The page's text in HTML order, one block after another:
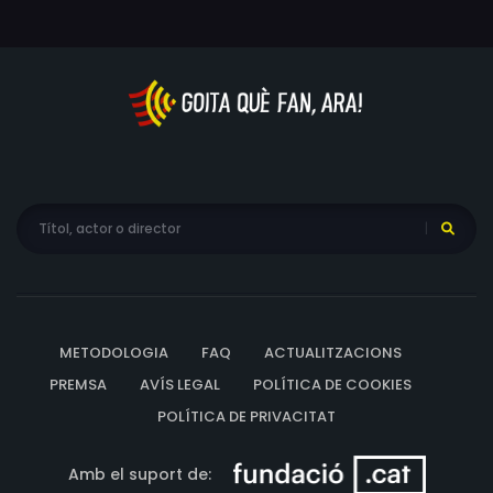
METODOLOGIA FAQ
ACTUALITZACIONS
PREMSA
AVÍS LEGAL
POLÍTICA DE COOKIES
POLÍTICA DE PRIVACITAT
Amb el suport de: